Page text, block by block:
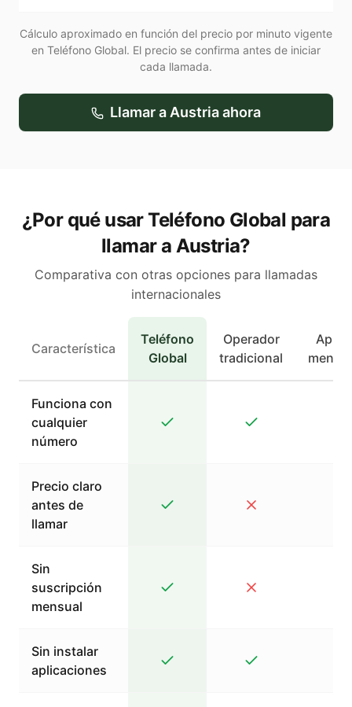
Cálculo aproximado en función del precio por minuto vigente
en Teléfono Global. El precio se confirma antes de iniciar
cada llamada.
Llamar a Austriaahora
¿Por qué usar Teléfono Global para
llamar a Austria?
Comparativa con otras opciones para llamadas
internacionales
Característica
Teléfono
Global
Operador
tradicional
Apps
Funciona con
cualquier
número
Precio claro
antes de
llamar
Sin
suscripción
mensual
Sin instalar
aplicaciones